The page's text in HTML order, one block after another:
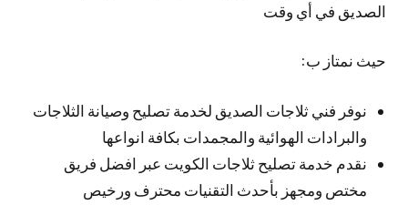
الصديق في أي وقت
حيث نمتاز ب:
نوفر فني ثلاجات الصديق لخدمة تصليح وصيانة الثلاجات
والبرادات الهوائية والمجمدات بكافة انواعها
نقدم خدمة تصليح ثلاجات الكويت عبر افضل فريق
مختص ومجهز بأحدث التقنيات محترف ورخيص